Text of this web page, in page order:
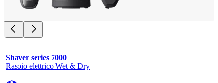
Shaver series 7000
Rasoio elettrico Wet & Dry